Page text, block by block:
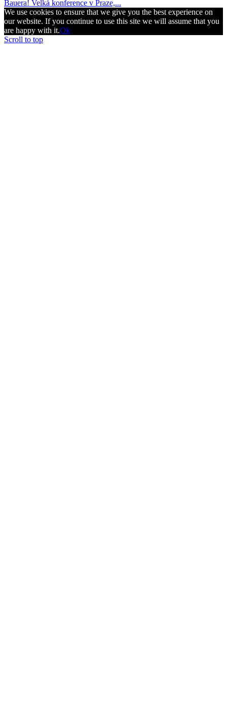
Bauera! Velká konference v Praze,...
We use cookies to ensure that we give you the best experience on
our website. If you continue to use this site we will assume that you
are happy with it.Ok
Scroll to top